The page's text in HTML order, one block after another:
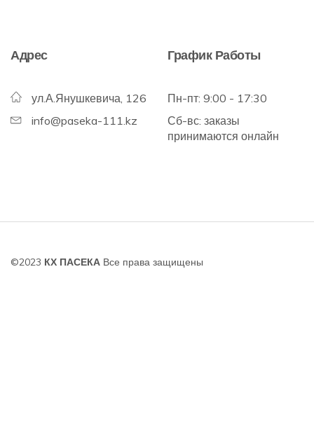
Адрес
ул.А.Янушкевича, 126
info@paseka-111.kz
График Работы
Пн-пт: 9:00 - 17:30
Сб-вс: заказы
принимаются онлайн
©2023 КХ ПАСЕКА Все права защищены